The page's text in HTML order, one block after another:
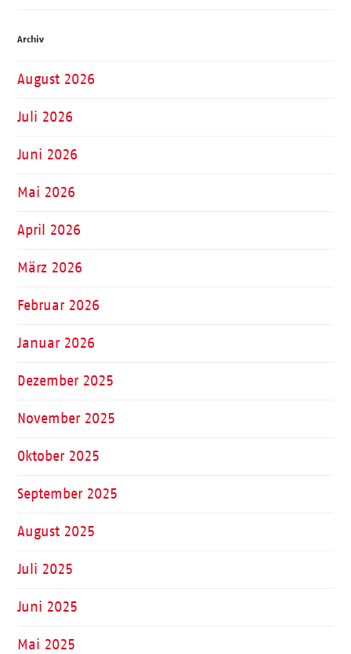
Archiv
August 2026
Juli 2026
Juni 2026
Mai 2026
April 2026
März 2026
Februar 2026
Januar 2026
Dezember 2025
November 2025
Oktober 2025
September 2025
August 2025
Juli 2025
Juni 2025
Mai 2025